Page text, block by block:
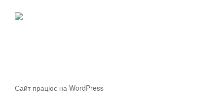
Сайт працює на WordPress